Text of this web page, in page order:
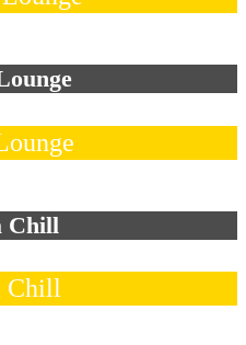
Chill
Chill